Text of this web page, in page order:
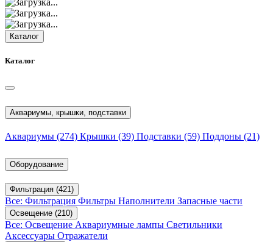
Каталог
Каталог
Аквариумы, крышки, подставки
Аквариумы (274) Крышки (39) Подставки (59) Поддоны (21)
Оборудование
Фильтрация (421)
Все: Фильтрация Фильтры Наполнители Запасные части
Освещение (210)
Все: Освещение Аквариумные лампы Светильники
Аксессуары Отражатели